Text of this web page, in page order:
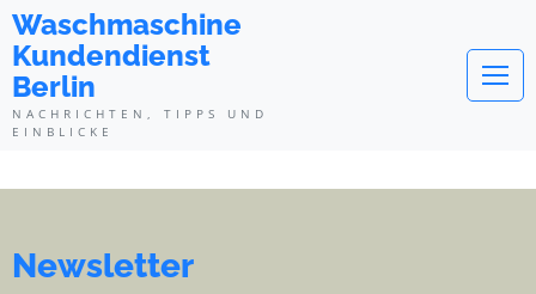
Waschmaschine Kundendienst
Waschmaschine
Kundendienst
Berlin
NACHRICHTEN, TIPPS UND
EINBLICKE
Newsletter